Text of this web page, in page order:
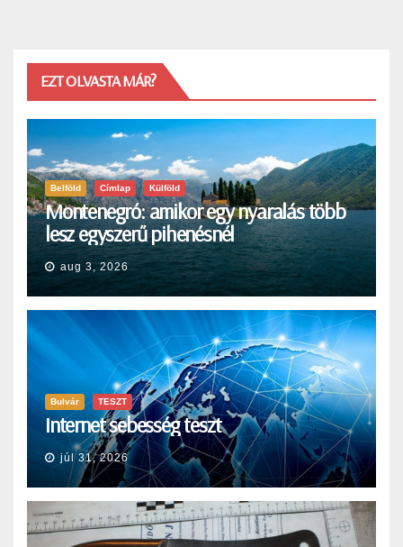
EZT OLVASTA MÁR?
Belföld Címlap Külföld
Montenegró: amikor egy nyaralás több
lesz egyszerű pihenésnél
aug 3, 2026
Bulvár TESZT
Internet sebesség teszt
júl 31, 2026